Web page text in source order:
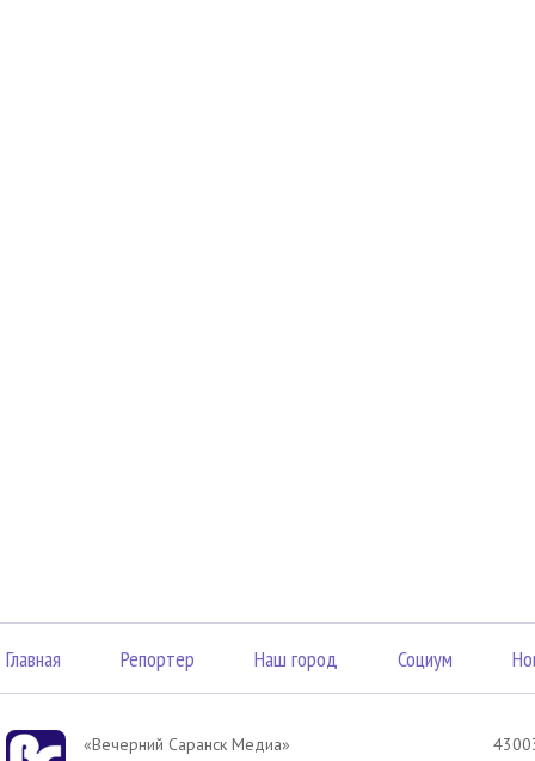
Главная Репортер Наш город Социум
«Вечерний Саранск Mедиа»